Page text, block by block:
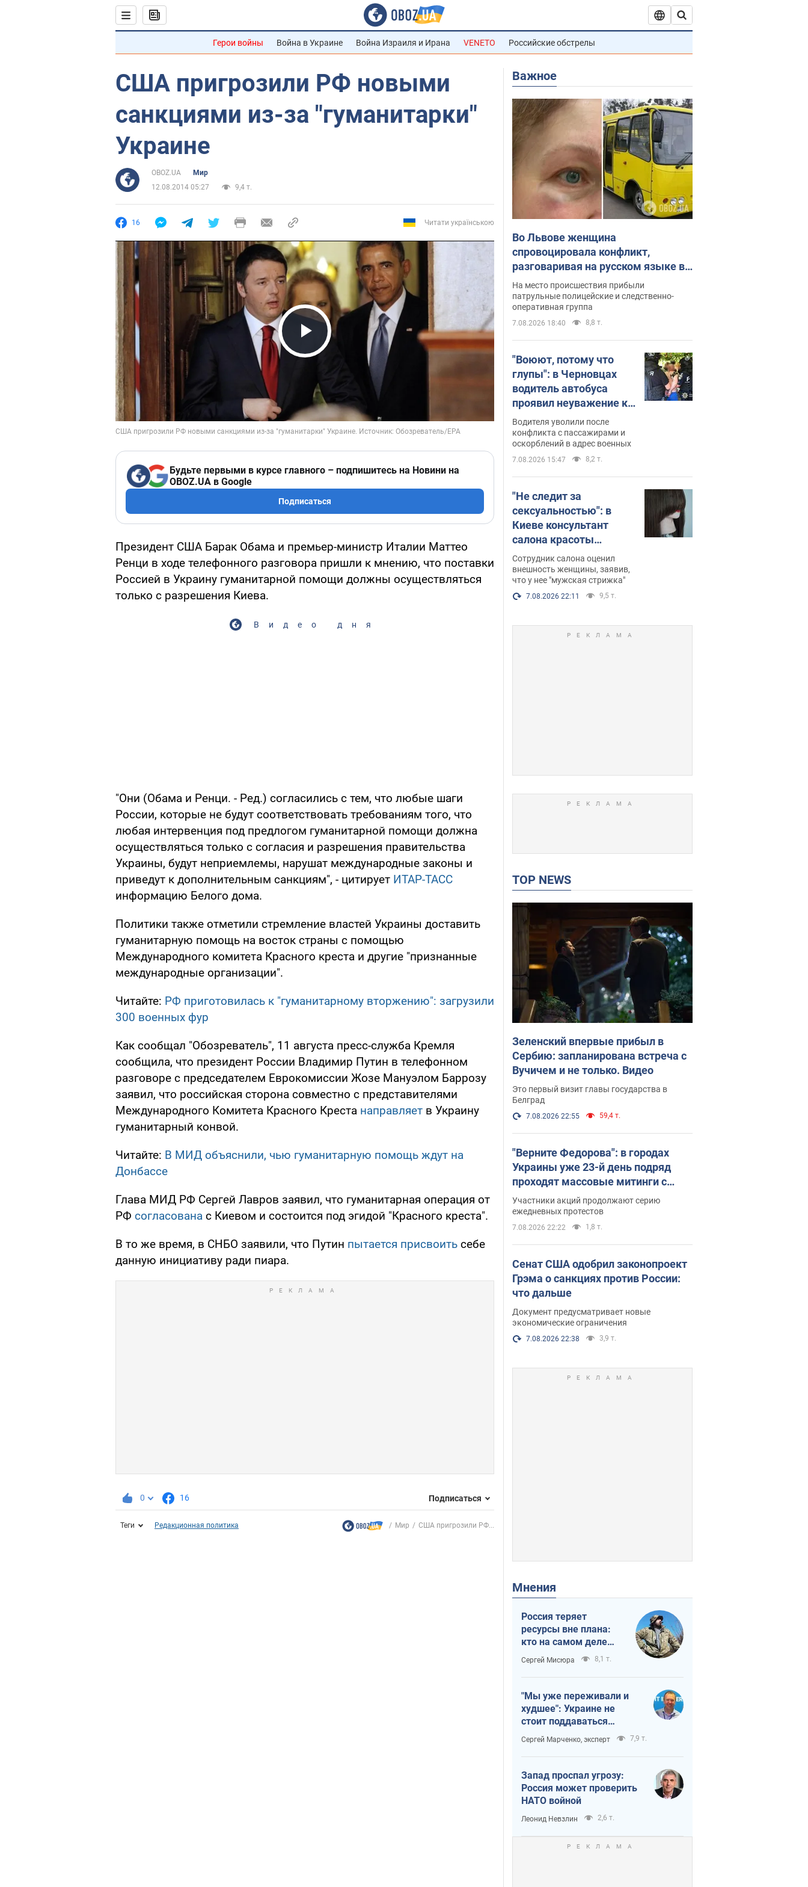
Герои войны Война в Украине Война Израиля и Ирана VENETO Российские обстрелы
США пригрозили РФ новыми
санкциями из-за "гуманитарки"
Украине
OBOZ.UA
Мир
12.08.2014 05:27
9,4 т.
16 Читати українською
Play Video
Будьте первыми в курсе главного – подпишитесь на Новини на
OBOZ.UA в Google
Подписаться
Президент США Барак Обама и премьер-министр Италии Маттео
Ренци в ходе телефонного разговора пришли к мнению, что поставки
Россией в Украину гуманитарной помощи должны осуществляться
только с разрешения Киева.
Видео дня
"Они (Обама и Ренци. - Ред.) согласились с тем, что любые шаги
России, которые не будут соответствовать требованиям того, что
любая интервенция под предлогом гуманитарной помощи должна
осуществляться только с согласия и разрешения правительства
Украины, будут неприемлемы, нарушат международные законы и
приведут к дополнительным санкциям", - цитирует ИТАР-ТАСС
информацию Белого дома.
Политики также отметили стремление властей Украины доставить
гуманитарную помощь на восток страны с помощью
Международного комитета Красного креста и другие "признанные
международные организации".
Читайте: РФ приготовилась к "гуманитарному вторжению": загрузили
300 военных фур
Как сообщал "Обозреватель", 11 августа пресс-служба Кремля
сообщила, что президент России Владимир Путин в телефонном
разговоре с председателем Еврокомиссии Жозе Мануэлом Баррозу
заявил, что российская сторона совместно с представителями
Международного Комитета Красного Креста направляет в Украину
гуманитарный конвой.
Читайте: В МИД объяснили, чью гуманитарную помощь ждут на
Донбассе
Глава МИД РФ Сергей Лавров заявил, что гуманитарная операция от
РФ согласована с Киевом и состоится под эгидой "Красного креста".
В то же время, в СНБО заявили, что Путин пытается присвоить себе
данную инициативу ради пиара.
0 16 Подписаться
Теги Редакционная политика Мир США пригрозили РФ...
Важное
Во Львове женщина
спровоцировала конфликт,
разговаривая на русском языке в
маршрутке: полиция составила
административный протокол.
Видео
На место происшествия прибыли
патрульные полицейские и следственно-
оперативная группа
7.08.2026 18:40 8,8 т.
"Воюют, потому что
глупы": в Черновцах
водитель автобуса
проявил неуважение к
украинским военным и
поплатился за это.
Видео
Водителя уволили после
конфликта с пассажирами и
оскорблений в адрес военных
7.08.2026 15:47 8,2 т.
"Не следит за
сексуальностью": в
Киеве консультант
салона красоты
оскорбил женщину
после химиотерапии,
разгорелся скандал.
Фото
Сотрудник салона оценил
внешность женщины, заявив,
что у нее "мужская стрижка"
7.08.2026 22:11 9,5 т.
TOP NEWS
Зеленский впервые прибыл в
Сербию: запланирована встреча с
Вучичем и не только. Видео
Это первый визит главы государства в
Белград
7.08.2026 22:55 59,4 т.
"Верните Федорова": в городах
Украины уже 23-й день подряд
проходят массовые митинги с
плакатами. Фото и видео
Участники акций продолжают серию
ежедневных протестов
7.08.2026 22:22 1,8 т.
Сенат США одобрил законопроект
Грэма о санкциях против России:
что дальше
Документ предусматривает новые
экономические ограничения
7.08.2026 22:38 3,9 т.
Мнения
Россия теряет
ресурсы вне плана:
кто на самом деле
диктует темп войны
Сергей Мисюра 8,1 т.
"Мы уже переживали и
худшее": Украине не
стоит поддаваться
отчаянию из-за
ракетного террора
Сергей Марченко, эксперт 7,9 т.
Запад проспал угрозу:
Россия может проверить
НАТО войной
Леонид Невзлин 2,6 т.